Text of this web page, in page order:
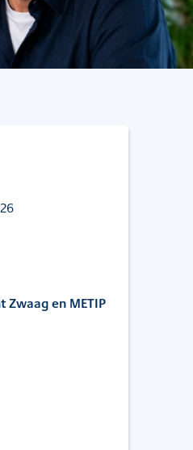
Zwaag en METIP